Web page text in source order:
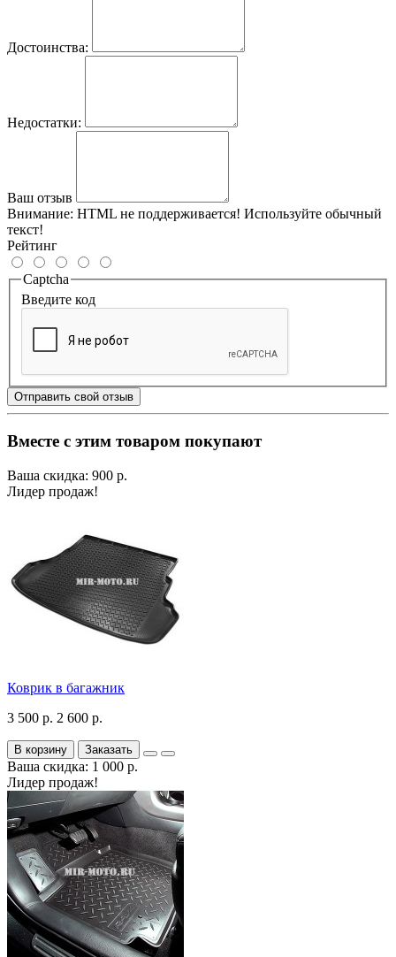
Достоинства:
Недостатки:
Ваш отзыв
Внимание: HTML не поддерживается! Используйте обычный
текст!
Рейтинг
Captcha
Введите код
Отправить свой отзыв
Вместе с этим товаром покупают
Ваша скидка: 900 р.
Лидер продаж!
Коврик в багажник
3 500 р. 2 600 р.
В корзину Заказать
Ваша скидка: 1 000 р.
Лидер продаж!